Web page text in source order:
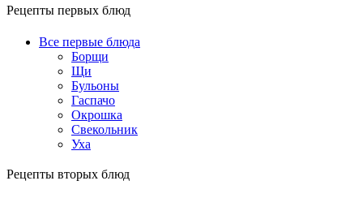
Рецепты первых блюд
Все первые блюда
Борщи
Щи
Бульоны
Гаспачо
Окрошка
Свекольник
Уха
Рецепты вторых блюд